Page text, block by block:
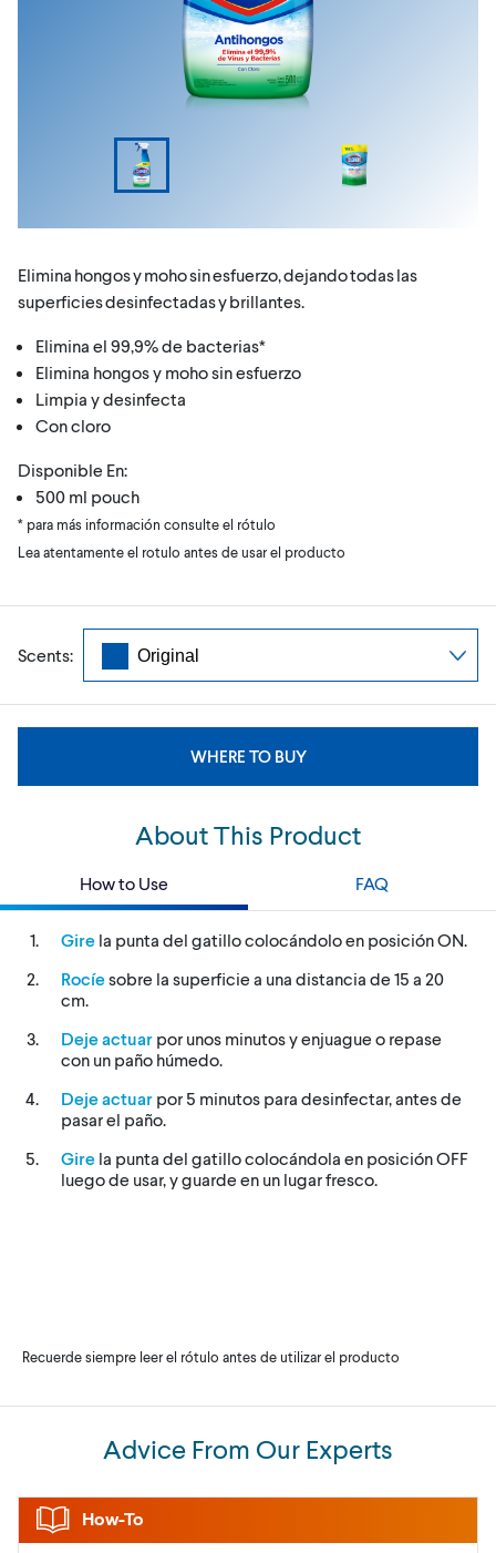
Elimina hongos y moho sin esfuerzo, dejando todas las
superficies desinfectadas y brillantes.
Elimina el 99,9% de bacterias*
Elimina hongos y moho sin esfuerzo
Limpia y desinfecta
Con cloro
Disponible En:
500 ml pouch
* para más información consulte el rótulo
Lea atentamente el rotulo antes de usar el producto
Scents:
WHERE TO BUY
About This Product
How to Use FAQ
Gire la punta del gatillo colocándolo en posición ON.
Rocíesobre la superficie a una distancia de 15 a 20
cm.
Deje actuar por unos minutos y enjuague o repase
con un paño húmedo.
Deje actuar por 5 minutos para desinfectar, antes de
pasar el paño.
Gire la punta del gatillo colocándola en posición OFF
luego de usar, y guarde en un lugar fresco.
Recuerde siempre leer el rótulo antes de utilizar el producto
Advice From Our Experts
How-To